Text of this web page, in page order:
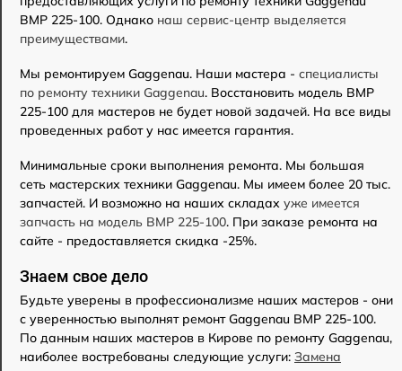
BMP 225-100. Однако наш сервис-центр выделяется
преимуществами.
Мы ремонтируем Gaggenau. Наши мастера - специалисты
по ремонту техники Gaggenau. Восстановить модель BMP
225-100 для мастеров не будет новой задачей. На все виды
проведенных работ у нас имеется гарантия.
Минимальные сроки выполнения ремонта. Мы большая
сеть мастерских техники Gaggenau. Мы имеем более 20 тыс.
запчастей. И возможно на наших складах уже имеется
запчасть на модель BMP 225-100. При заказе ремонта на
сайте - предоставляется скидка -25%.
Знаем свое дело
Будьте уверены в профессионализме наших мастеров - они
с уверенностью выполнят ремонт Gaggenau BMP 225-100.
По данным наших мастеров в Кирове по ремонту Gaggenau,
наиболее востребованы следующие услуги: Замена